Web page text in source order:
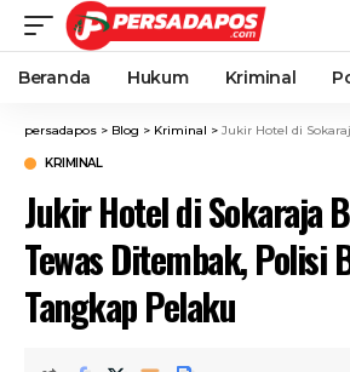
Beranda Hukum Kriminal
persadapos > Blog > Kriminal > Jukir Hotel di Sokaraja Banyumas
KRIMINAL
Jukir Hotel di Sokaraja
Tewas Ditembak, Polisi
Tangkap Pelaku